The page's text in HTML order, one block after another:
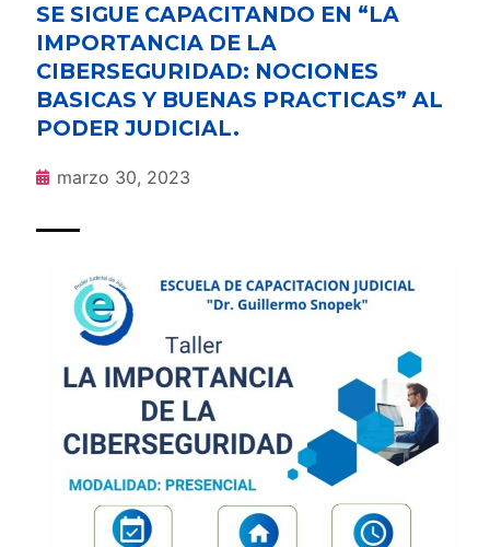
SE SIGUE CAPACITANDO EN “LA
IMPORTANCIA DE LA
CIBERSEGURIDAD: NOCIONES
BASICAS Y BUENAS PRACTICAS” AL
PODER JUDICIAL.
marzo 30, 2023